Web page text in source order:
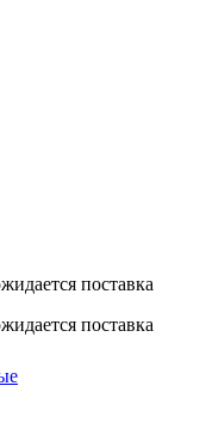
поставка
поставка